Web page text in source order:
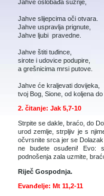
Jahve oslobađa sužnje,
Jahve slijepcima oči otvara.
Jahve uspravlja prignute,
Jahve ljubi pravedne.
Jahve štiti tuđince,
sirote i udovice podupire,
a grešnicima mrsi putove.
Jahve će kraljevati dovijeka,
tvoj Bog, Sione, od koljena do
2. čitanje: Jak 5,7-10
Strpite se dakle, braćo, do
urod zemlje, strpljiv je s
očvrsnite srca jer se
ne budete osuđeni! Evo:
podnošenja zala uzmite,
Riječ Gospodnja.
Evanđelje: Mt 11,2-11